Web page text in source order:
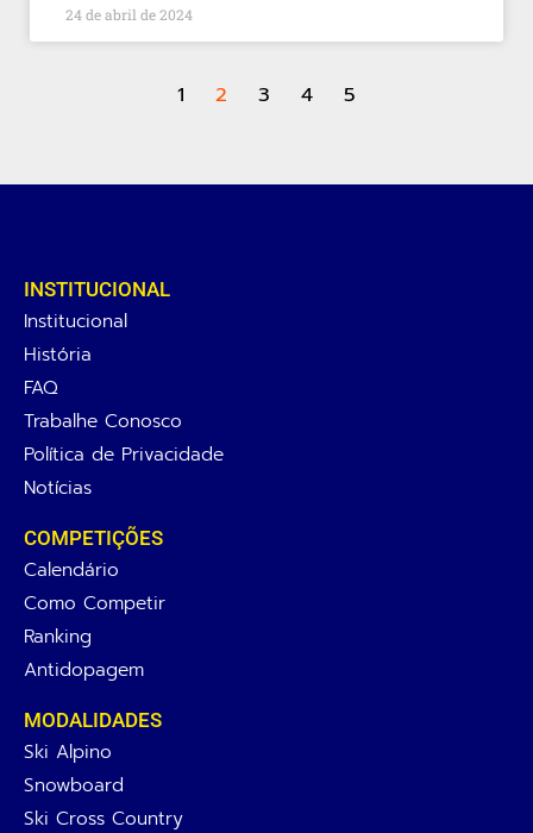
24 de abril de 2024
1 2 3 4 5
INSTITUCIONAL
Institucional
História
FAQ
Trabalhe Conosco
Política de Privacidade
Notícias
COMPETIÇÕES
Calendário
Como Competir
Ranking
Antidopagem
MODALIDADES
Ski Alpino
Snowboard
Ski Cross Country